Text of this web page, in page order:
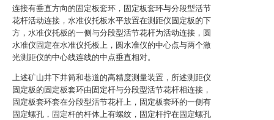
连接有垂直方向的固定板套环，固定板套环与分段型活节
花杆活动连接，水准仪托板水平放置在测距仪固定板的下
方，水准仪托板的一侧与分段型活节花杆为活动连接，圆
水准仪固定在水准仪托板上，圆水准仪的中心点与两个激
光测距仪的中心线连线的中点垂直相对。
上述矿山井下井筒和巷道的高精度测量装置，所述测距仪
固定板的固定板套环由固定杆与分段型活节花杆相连接，
固定板套环套在分段型活节花杆上，固定板套环的一侧有
固定螺孔，固定杆的杆体上有螺纹，固定杆拧在固定螺孔